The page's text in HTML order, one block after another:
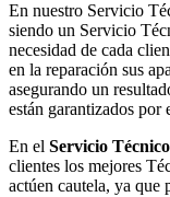
En nuestro Servicio
siendo un Servicio
necesidad de cada
en la reparación sus
asegurando un
están garantizados por
En el Servicio
clientes los mejores
actúen cautela, ya que